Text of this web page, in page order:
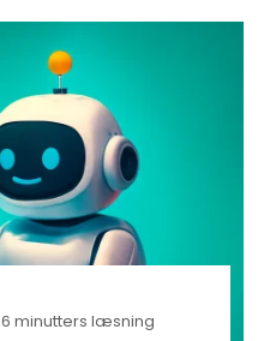
6 minutters læsning